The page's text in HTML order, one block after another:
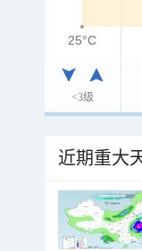
<3级
25°C
25°C
近期重大